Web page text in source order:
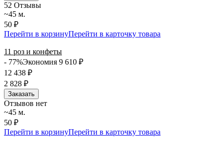
52 Отзывы
~45 м.
50 ₽
Перейти в корзинуПерейти в карточку товара
11 роз и конфеты
- 77%Экономия 9 610 ₽
12 438 ₽
2 828 ₽
Заказать
Отзывов нет
~45 м.
50 ₽
Перейти в корзинуПерейти в карточку товара